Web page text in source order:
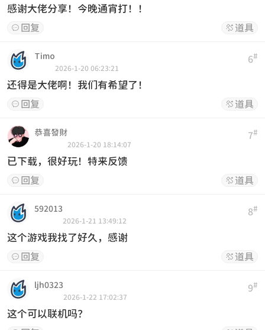
感谢大佬分享！今晚通宵打！！
 回复  道具
6#
Timo
2026-1-20 06:23:21
还得是大佬啊！我们有希望了！
 回复  道具
7#
恭喜發財
2026-1-20 18:14:07
已下载，很好玩！特来反馈
 回复  道具
8#
592013
2026-1-21 13:49:12
这个游戏我找了好久，感谢
 回复  道具
9#
ljh0323
2026-1-22 17:02:37
这个可以联机吗？